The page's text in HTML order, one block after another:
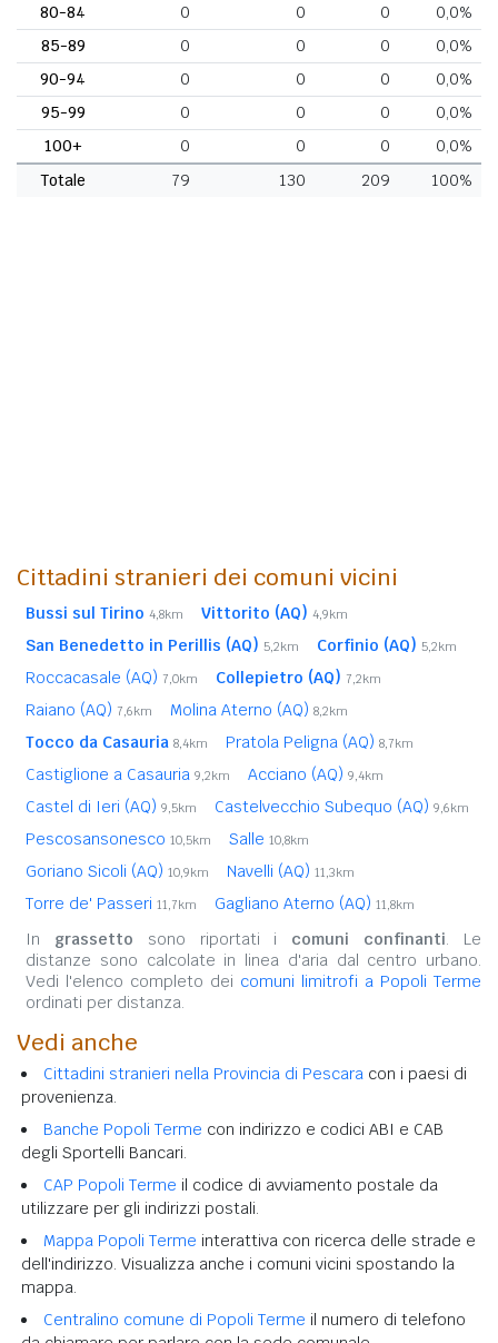
80-84
0 0 0
0,0%
85-89
0 0 0
0,0%
90-94
0 0 0
0,0%
95-99
0 0 0
0,0%
100+
0 0 0
0,0%
Totale
79 130 209 100%
Cittadini stranieri dei comuni vicini
Bussi sul Tirino 4,8km Vittorito (AQ) 4,9km
San Benedetto in Perillis (AQ) 5,2km Corfinio (AQ) 5,2km
Roccacasale (AQ) 7,0km Collepietro (AQ) 7,2km
Raiano (AQ) 7,6km Molina Aterno (AQ) 8,2km
Tocco da Casauria 8,4km Pratola Peligna (AQ) 8,7km
Castiglione a Casauria 9,2km Acciano (AQ) 9,4km
Castel di Ieri (AQ) 9,5km Castelvecchio Subequo (AQ) 9,6km
Pescosansonesco 10,5km Salle 10,8km
Goriano Sicoli (AQ) 10,9km Navelli (AQ) 11,3km
Torre de' Passeri 11,7km Gagliano Aterno (AQ) 11,8km
In grassetto sono riportati i comuni confinanti. Le
distanze sono calcolate in linea d'aria dal centro urbano.
Vedi l'elenco completo dei comuni limitrofi a Popoli Terme
ordinati per distanza.
Vedi anche
Cittadini stranieri nella Provincia di Pescara con i paesi di
provenienza.
Banche Popoli Terme con indirizzo e codici ABI e CAB
degli Sportelli Bancari.
CAP Popoli Terme il codice di avviamento postale da
utilizzare per gli indirizzi postali.
Mappa Popoli Terme interattiva con ricerca delle strade e
dell'indirizzo. Visualizza anche i comuni vicini spostando la
mappa.
Centralino comune di Popoli Terme il numero di telefono